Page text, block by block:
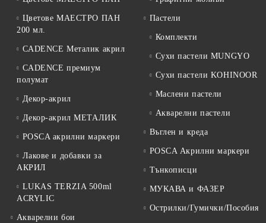
Цветове МАЕСТРО ПАН
200 мл.
CADENCE Металик акрил
CADENCE премиум
полумат
Декор-акрил
Декор-акрил МЕТАЛИК
POSCA акрилни маркери
Лакове и добавки за
АКРИЛ
LUKAS TERZIA 500ml
ACRYLIC
Акварелни бои
Пастели
Комплекти
Сухи пастели MUNGYO
Сухи пастели KOHINOOR
Маслени пастели
Акварелни пастели
Въглен и креда
POSCA Акрилни маркери
Тънкописци
МУКАВА и ФАЗЕР
Острилки/Гумички/Пособия